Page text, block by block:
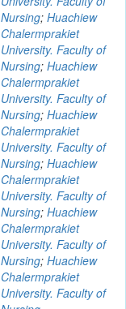
Nursing; Huachiew
Chalermprakiet
University. Faculty of
Nursing; Huachiew
Chalermprakiet
University. Faculty of
Nursing; Huachiew
Chalermprakiet
University. Faculty of
Nursing; Huachiew
Chalermprakiet
University. Faculty of
Nursing; Huachiew
Chalermprakiet
University. Faculty of
Nursing; Huachiew
Chalermprakiet
University. Faculty of